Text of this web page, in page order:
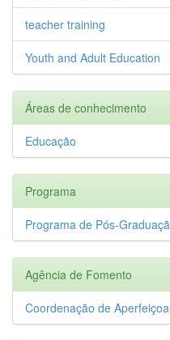
teacher training
Youth and Adult Education
Áreas de conhecimento
Educação
Programa
Programa de Pós-
Agência de Fomento
Coordenação de